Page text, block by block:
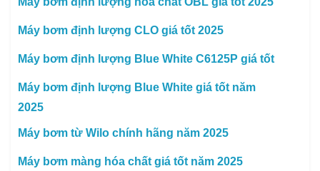
Máy bơm định lượng CLO giá tốt 2025
Máy bơm định lượng Blue White C6125P giá tốt
Máy bơm định lượng Blue White giá tốt năm
2025
Máy bơm từ Wilo chính hãng năm 2025
Máy bơm màng hóa chất giá tốt năm 2025